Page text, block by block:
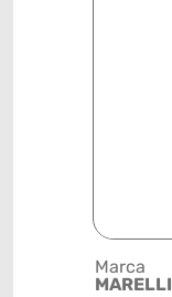
Marca
MARELLI